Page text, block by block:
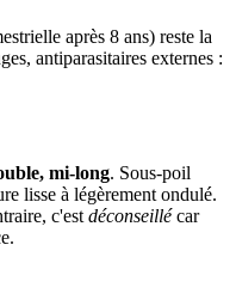
après 8 ans) reste la
antiparasitaires externes :
mi-long. Sous-poil
lisse à légèrement ondulé.
c'est déconseillécar